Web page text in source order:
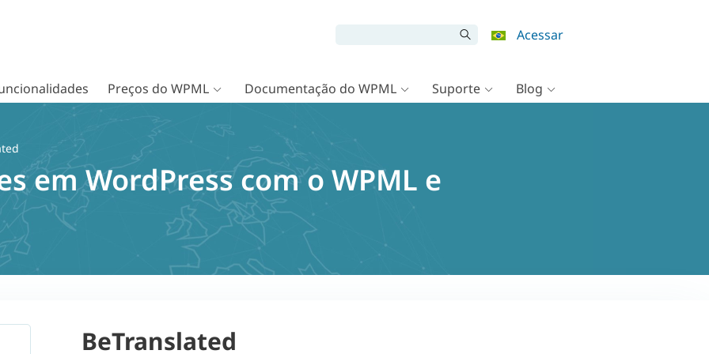
Acessar
Preços do WPML Documentação do WPML Suporte Blog
em WordPress com o WPML e
BeTranslated